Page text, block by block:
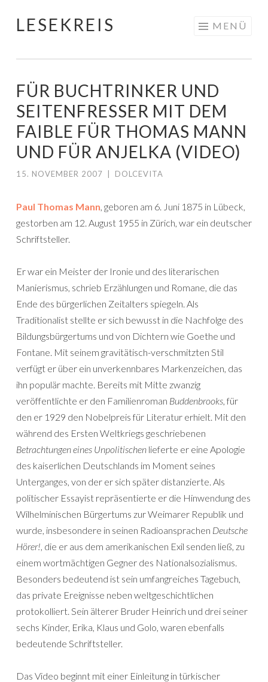
Springe
LESEKREIS MENÜ
FÜR BUCHTRINKER UND
SEITENFRESSER MIT DEM
FAIBLE FÜR THOMAS MANN
UND FÜR ANJELKA (VIDEO)
15. NOVEMBER 2007 DOLCEVITA
Paul Thomas Mann, geboren am 6. Juni 1875 in Lübeck,
gestorben am 12. August 1955 in Zürich, war ein deutscher
Schriftsteller.
Er war ein Meister der Ironie und des literarischen
Manierismus, schrieb Erzählungen und Romane, die das
Ende des bürgerlichen Zeitalters spiegeln. Als
Traditionalist stellte er sich bewusst in die Nachfolge des
Bildungsbürgertums und von Dichtern wie Goethe und
Fontane. Mit seinem gravitätisch-verschmitzten Stil
verfügt er über ein unverkennbares Markenzeichen, das
ihn populär machte. Bereits mit Mitte zwanzig
veröffentlichte er den Familienroman Buddenbrooks, für
den er 1929 den Nobelpreis für Literatur erhielt. Mit den
während des Ersten Weltkriegs geschriebenen
Betrachtungen eines Unpolitischen lieferte er eine Apologie
des kaiserlichen Deutschlands im Moment seines
Unterganges, von der er sich später distanzierte. Als
politischer Essayist repräsentierte er die Hinwendung des
Wilhelminischen Bürgertums zur Weimarer Republik und
wurde, insbesondere in seinen Radioansprachen Deutsche
Hörer!, die er aus dem amerikanischen Exil senden ließ, zu
einem wortmächtigen Gegner des Nationalsozialismus.
Besonders bedeutend ist sein umfangreiches Tagebuch,
das private Ereignisse neben weltgeschichtlichen
protokolliert. Sein älterer Bruder Heinrich und drei seiner
sechs Kinder, Erika, Klaus und Golo, waren ebenfalls
bedeutende Schriftsteller.
Das Video beginnt mit einer Einleitung in türkischer